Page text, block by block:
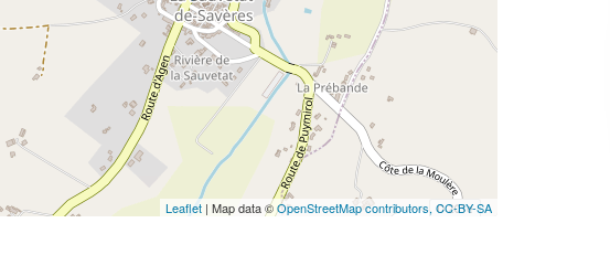
Leaflet | Map data ©OpenStreetMap contributors, CC-BY-SA
Augmentez votre chiffre d'affaires
vosmargestout en gagnant de
nouveaux clients
En savoir plus